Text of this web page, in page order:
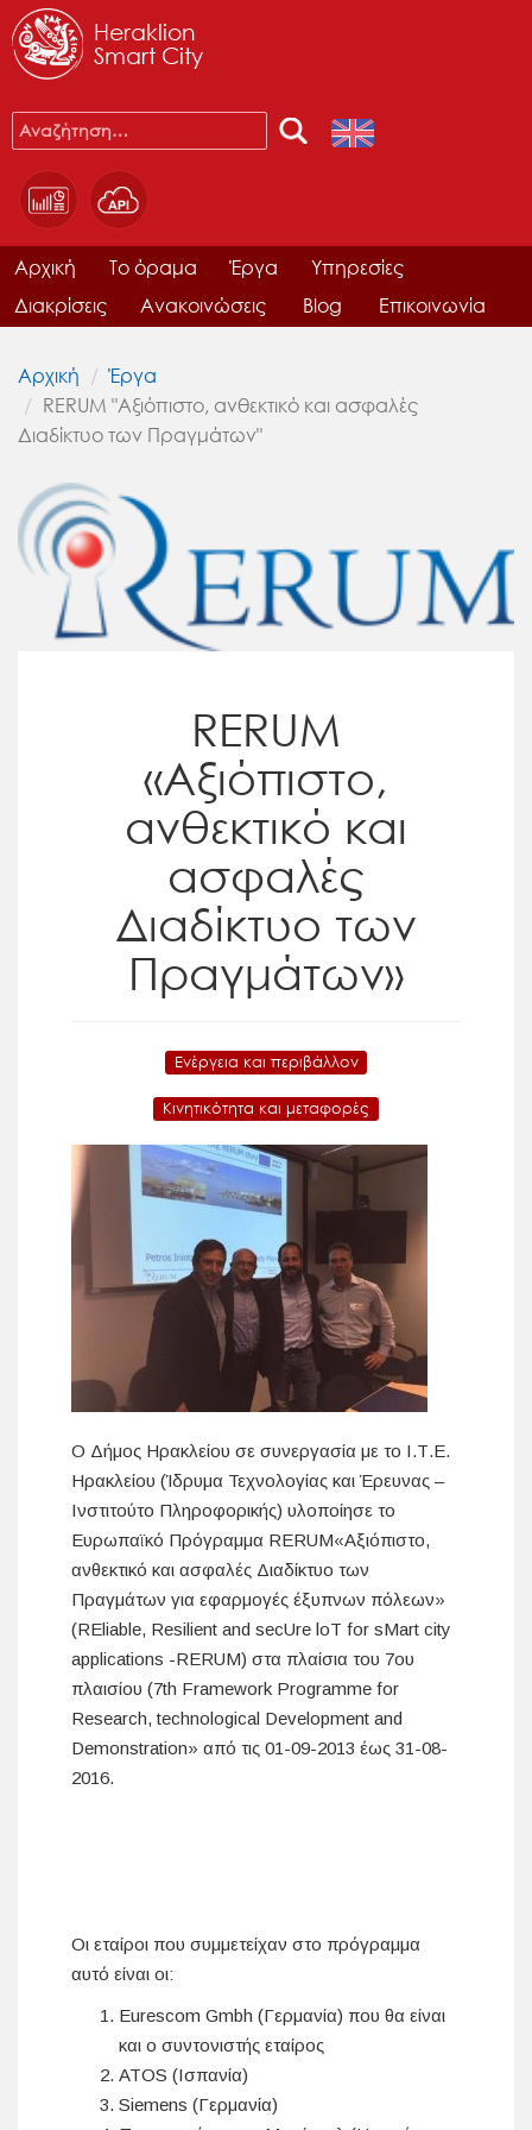
Heraklion
Smart City
Αρχική Το όραμα Έργα
Υπηρεσίες
Διακρίσεις
Ανακοινώσεις Blog Επικοινωνία
Αρχική
Έργα
RERUM "Αξιόπιστο, ανθεκτικό και ασφαλές
Διαδίκτυο των Πραγμάτων"
RERUM
«Αξιόπιστο,
ανθεκτικό και
ασφαλές
Διαδίκτυο των
Πραγμάτων»
Ενέργεια και περιβάλλον
Κινητικότητα και μεταφορές
Ο Δήμος Ηρακλείου σε συνεργασία με το Ι.Τ.Ε.
Ηρακλείου (Ίδρυμα Τεχνολογίας και Έρευνας –
Ινστιτούτο Πληροφορικής) υλοποίησε το
Ευρωπαϊκό Πρόγραμμα RERUM«Αξιόπιστο,
ανθεκτικό και ασφαλές Διαδίκτυο των
Πραγμάτων για εφαρμογές έξυπνων πόλεων»
(REliable, Resilient and secUre loT for sMart city
applications -RERUM) στα πλαίσια του 7ου
πλαισίου (7th Framework Programme for
Research, technological Development and
Demonstration» από τις 01-09-2013 έως 31-08-
2016.
Οι εταίροι που συμμετείχαν στο πρόγραμμα
αυτό είναι οι:
Eurescom Gmbh (Γερμανία) που θα είναι
και ο συντονιστής εταίρος
ATOS (Ισπανία)
Siemens (Γερμανία)